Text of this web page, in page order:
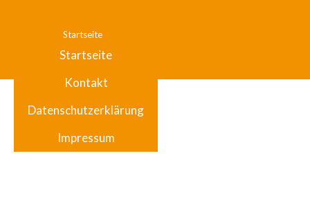
Startseite
Kontakt
Datenschutzerklärung
Impressum
Startseite
Kontakt
Datenschutzerklärung
Impressum